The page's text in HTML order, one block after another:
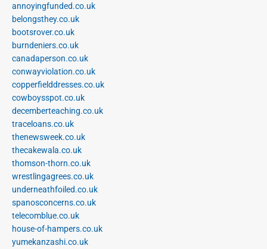
annoyingfunded.co.uk
belongsthey.co.uk
bootsrover.co.uk
burndeniers.co.uk
canadaperson.co.uk
conwayviolation.co.uk
copperfielddresses.co.uk
cowboysspot.co.uk
decemberteaching.co.uk
traceloans.co.uk
thenewsweek.co.uk
thecakewala.co.uk
thomson-thorn.co.uk
wrestlingagrees.co.uk
underneathfoiled.co.uk
spanosconcerns.co.uk
telecomblue.co.uk
house-of-hampers.co.uk
yumekanzashi.co.uk